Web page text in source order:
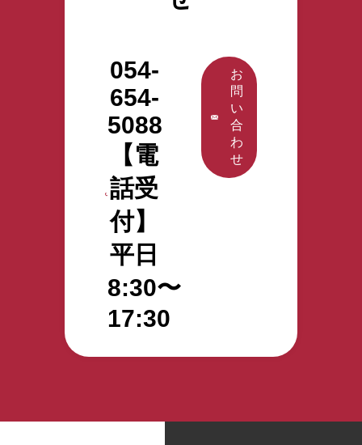
054-
654-
5088
【電
話受
付】
平日
8:30〜
17:30
お
問
い
合
わ
せ